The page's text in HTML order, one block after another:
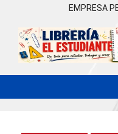
EMPRESA